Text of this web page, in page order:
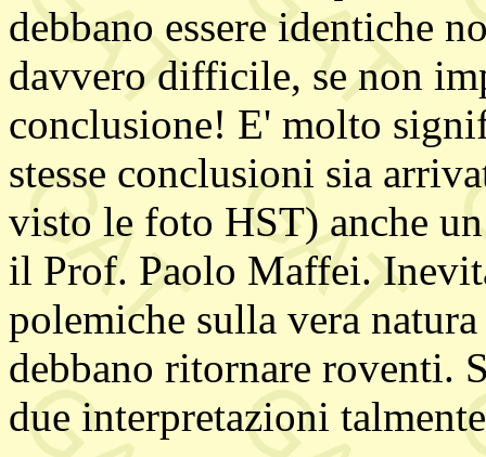
debbano essere identiche
davvero difficile, se non
conclusione! E' molto
stesse conclusioni sia
visto le foto HST) anche
il Prof. Paolo Maffei.
polemiche sulla vera
debbano ritornare roventi.
due interpretazioni